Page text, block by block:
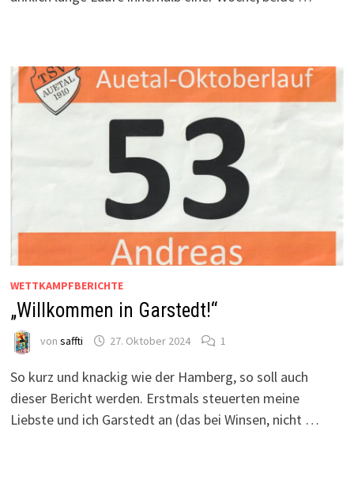
WETTKAMPFBERICHTE
„Willkommen in Garstedt!“
von saffti 27. Oktober 2024 1
So kurz und knackig wie der Hamberg, so soll auch
dieser Bericht werden. Erstmals steuerten meine
Liebste und ich Garstedt an (das bei Winsen, nicht …